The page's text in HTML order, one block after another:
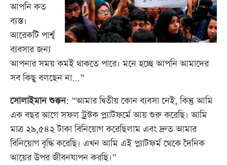
আপনি কত
ব্যস্ত।
আরেকটি পার্শ্ব
ব্যবসার জন্য
আপনার সময় কমই থাকতে পারে। মনে হচ্ছে আপনি আমাদের
সব কিছু বলছেন না…”
সোলাইমান শুক্কন: “আমার দ্বিতীয় কোন ব্যবসা নেই, কিন্তু আমি
এক বছর আগে সফল ট্রস্টক প্ল্যাটফর্মে আয় শুরু করেছি। আমি
মাত্র ২৯,৫৪২ টাকা বিনিয়োগ করেছিলাম এবং দ্রুত আমার
বিনিয়োগ বৃদ্ধি করেছি। এখন আমি এই প্ল্যাটফর্ম থেকে দৈনিক
আয়ের উপর জীবনযাপন করছি।”